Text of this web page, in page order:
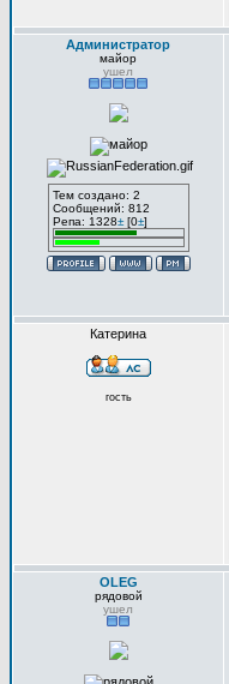
Администратор
майор
ушел
Тем создано: 2
Сообщений: 812
Репа: 1328±[0±]
Катерина
гость
OLEG
рядовой
ушел